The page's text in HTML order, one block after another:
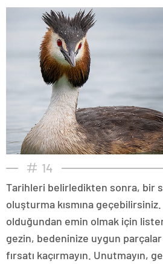
14
Tarihleri belirledikten sonra, bir
oluşturma kısmına
olduğundan emin olmak için
gezin, bedeninize uygun
fırsatı kaçırmayın. Unutmayın,